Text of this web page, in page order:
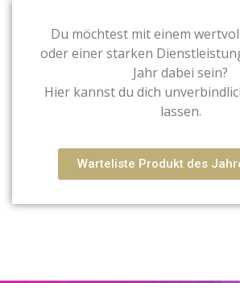
Du möchtest mit einem
oder einer starken
Jahr dabei sein?
Hier kannst du dich
lassen.
Warteliste Produkt des